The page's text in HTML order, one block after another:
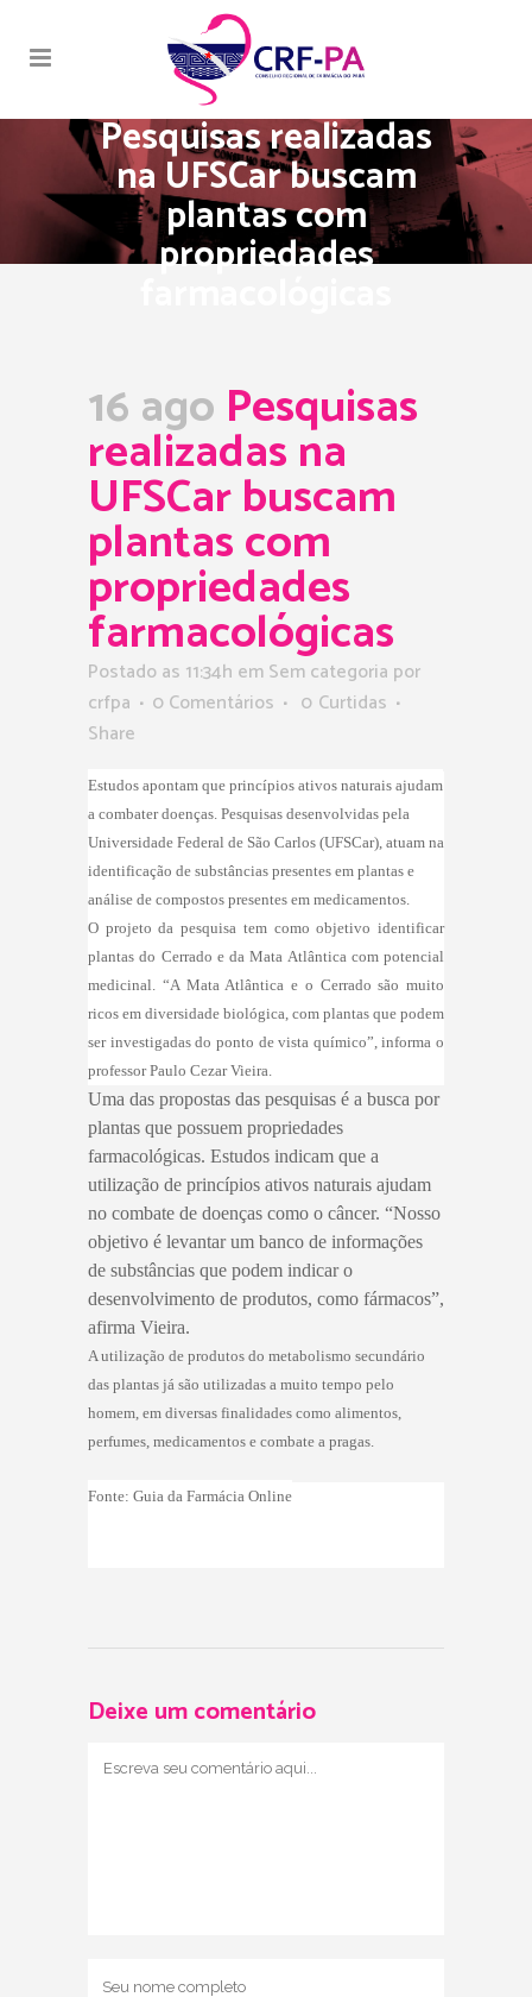
Pesquisas realizadas
na UFSCar buscam
plantas com
propriedades
16 ago Pesquisas
realizadas na
UFSCar buscam
plantas com
propriedades
farmacológicas
Postado as 11:34h em Sem categoria por
crfpa
0 Comentários 0 Curtidas
Share
Estudos apontam que princípios ativos naturais ajudam
a combater doenças. Pesquisas desenvolvidas pela
Universidade Federal de São Carlos (UFSCar), atuam na
identificação de substâncias presentes em plantas e
análise de compostos presentes em medicamentos.
O projeto da pesquisa tem como objetivo identificar
plantas do Cerrado e da Mata Atlântica com potencial
medicinal. “A Mata Atlântica e o Cerrado são muito
ricos em diversidade biológica, com plantas que podem
ser investigadas do ponto de vista químico”, informa o
professor Paulo Cezar Vieira.
Uma das propostas das pesquisas é a busca por
plantas que possuem propriedades
farmacológicas. Estudos indicam que a
utilização de princípios ativos naturais ajudam
no combate de doenças como o câncer. “Nosso
objetivo é levantar um banco de informações
de substâncias que podem indicar o
desenvolvimento de produtos, como fármacos”,
afirma Vieira.
A utilização de produtos do metabolismo secundário
das plantas já são utilizadas a muito tempo pelo
homem, em diversas finalidades como alimentos,
perfumes, medicamentos e combate a pragas.
Fonte: Guia da Farmácia Online
Deixe um comentário